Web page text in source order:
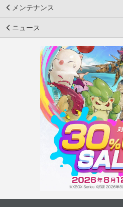
メンテナンス
ニュース